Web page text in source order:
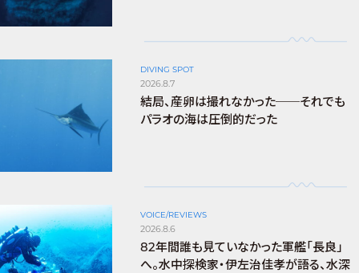
DIVING SPOT
2026.8.7
結局、産卵は撮れなかった──それでも
パラオの海は圧倒的だった
VOICE/REVIEWS
2026.8.6
82年間誰も見ていなかった軍艦「長良」
へ。水中探検家・伊左治佳孝が語る、水深